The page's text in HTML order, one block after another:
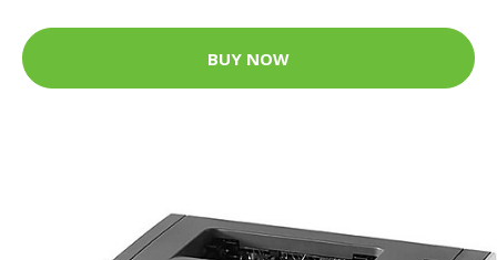
BUY NOW